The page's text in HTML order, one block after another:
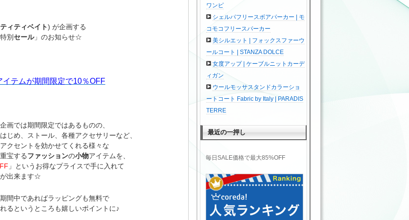
ティティベイト) が企画する
特別セール」のお知らせ☆
イテムが期間限定で10％OFF
画では期間限定ではあるものの、
じめ、ストール、各種アクセサリーなど、
クセントを効かせてくれる様々な
宝するファッションの小物アイテムを、
」というお得なプライスで手に入れて
出来ます☆
間中であればラッピングも無料で
るというところも嬉しいポイントに♪
ワンピ
シェルパフリースボアパーカー | モ
コモコフリースパーカー
美シルエット | フォックスファーウ
ールコート | STANZA DOLCE
女度アップ | ケーブルニットカーデ
ィガン
ウールモッサスタンドカラーショ
ートコート Fabric by Italy | PARADIS
TERRE
最近の一押し
毎日SALE価格で最大85%OFF